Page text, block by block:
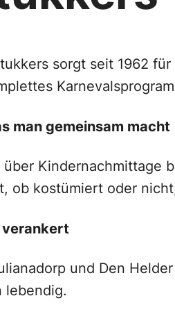
sorgt seit 1962
man gemeinsam macht
Kindernachmittage
ob kostümiert oder
verankert
und Den
lebendig.